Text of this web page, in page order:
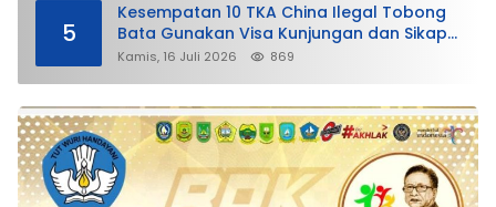
5
Kesempatan 10 TKA China Ilegal Tobong
Bata Gunakan Visa Kunjungan dan Sikap
Lunak Ditjen Imigrasi Kepri?
Kamis, 16 Juli 2026 869